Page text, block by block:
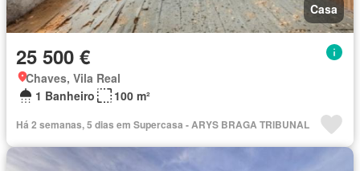
Casa
25 500 €
Chaves, Vila Real
1 Banheiro
100 m²
Há 2 semanas, 5 dias em Supercasa - ARYS BRAGA TRIBUNAL